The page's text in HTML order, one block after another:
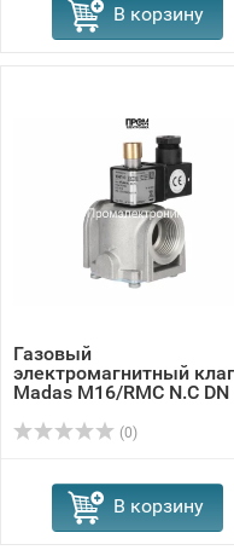
В корзину
Газовый
электромагнитный
Madas M16/RMC N.C DN
(0)
В корзину